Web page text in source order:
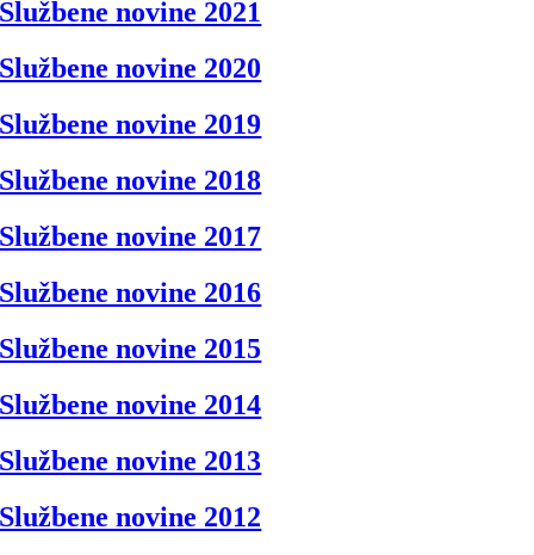
Službene novine 2021
Službene novine 2020
Službene novine 2019
Službene novine 2018
Službene novine 2017
Službene novine 2016
Službene novine 2015
Službene novine 2014
Službene novine 2013
Službene novine 2012